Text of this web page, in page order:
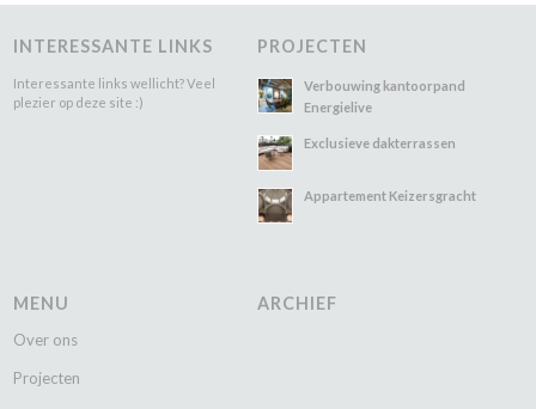
INTERESSANTE LINKS
Interessante links wellicht? Veel
plezier op deze site :)
PROJECTEN
Verbouwing kantoorpand
Energielive
Exclusieve dakterrassen
Appartement Keizersgracht
MENU
Over ons
Projecten
ARCHIEF